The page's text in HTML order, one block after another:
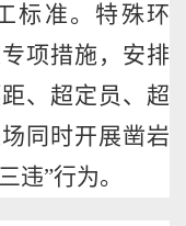
标准。特殊环
项措施，安排
、超定员、超
同时开展凿岩
违”行为。